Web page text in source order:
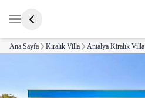
Ana Sayfa Kiralık Villa Antalya Kiralık Villa